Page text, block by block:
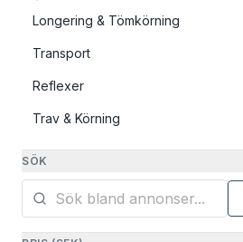
Longering & Tömkörning
Transport
Reflexer
Trav & Körning
SÖK